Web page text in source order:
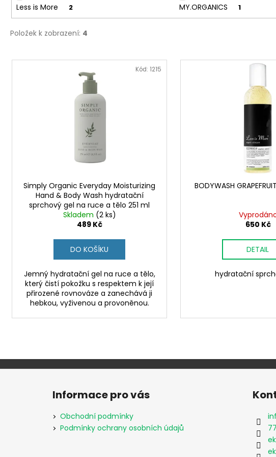
Less is More 2 MY.ORGANICS 1
Položek k zobrazení: 4
V
Simply Organic Everyday Moisturizing
Hand & Body Wash hydratační
sprchový gel na ruce a tělo 251 ml
Skladem (2 ks)
489 Kč
DO KOŠÍKU
Jemný hydratační gel na ruce a tělo,
který čistí pokožku s respektem k její
přirozené rovnováze a zanechává ji
hebkou, vyživenou a provoněnou.
Kód: 1215
BODYWASH
650 Kč
DETAIL
hydratační
Informace pro vás
Obchodní podmínky
Podmínky ochrany osobních údajů